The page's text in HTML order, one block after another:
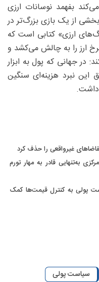
بفهمد نوسانات ارزی
از یک بازی بزرگ‌تر در
ارزی» کتابی است که
ارز را به چالش می‌کشد و
در جهانی که پول به ابزار
نبرد هزینه‌ای سنگین
داشت.
غیرواقعی را حذف کرد
به‌تنهایی قادر به مهار تورم
پولی به کنترل قیمت‌ها کمک
سیاست پولی